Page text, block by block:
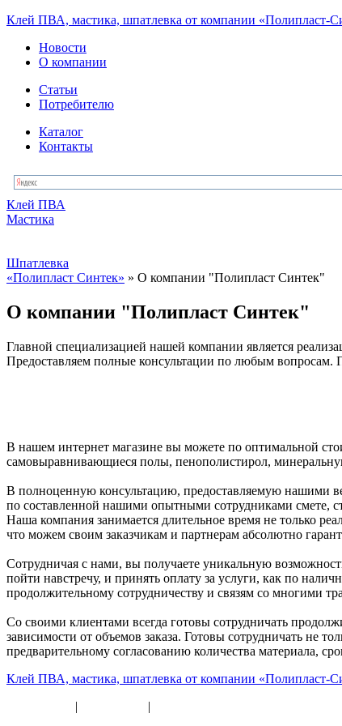
Клей ПВА, мастика, шпатлевка от компании «Полипласт-
Новости
О компании
Статьи
Потребителю
Каталог
Контакты
Клей ПВА
Мастика
Шпатлевка
«Полипласт Синтек» » О компании "Полипласт Синтек"
О компании "Полипласт Синтек"
Главной специализацией нашей компании является
Предоставляем полные консультации по любым вопросам.
В нашем интернет магазине вы можете по оптимальной
самовыравнивающиеся полы, пенополистирол,
В полноценную консультацию, предоставляемую нашими
по составленной нашими опытными сотрудниками смете,
Наша компания занимается длительное время не только
что можем своим заказчикам и партнерам абсолютно
Сотрудничая с нами, вы получаете уникальную
пойти навстречу, и принять оплату за услуги, как по
продолжительному сотрудничеству и связям со многими
Со своими клиентами всегда готовы сотрудничать
зависимости от объемов заказа. Готовы сотрудничать не
предварительному согласованию количества материала,
Клей ПВА, мастика, шпатлевка от компании «Полипласт-
| |